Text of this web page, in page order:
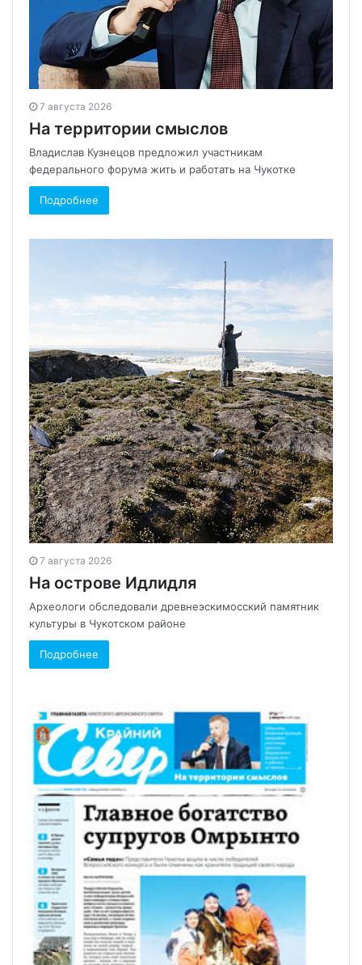
7 августа 2026
На территории смыслов
Владислав Кузнецов предложил участникам
федерального форума жить и работать на Чукотке
Подробнее
7 августа 2026
На острове Идлидля
Археологи обследовали древнеэскимосский памятник
культуры в Чукотском районе
Подробнее